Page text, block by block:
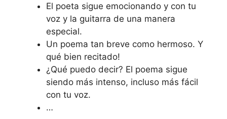
El poeta sigue emocionando y con tu
voz y la guitarra de una manera
especial.
Un poema tan breve como hermoso. Y
qué bien recitado!
¿Qué puedo decir? El poema sigue
siendo más intenso, incluso más fácil
con tu voz.
…